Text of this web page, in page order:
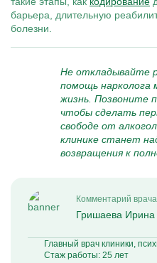
барьера, длительную
болезни.
Не откладывайте
помощь нарколога
жизнь. Позвоните
чтобы сделать
свободе от
клинике станет
возвращения к
Комментарий
Гришаева Ирина
Главный врач клиники,
Стаж работы: 25 лет